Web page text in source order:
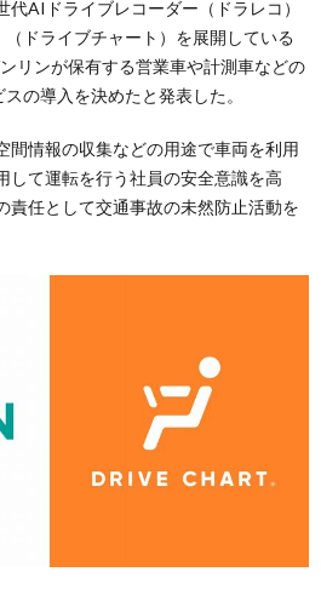
AIドライブレコーダー（ドラレコ）
ドライブチャート）を展開している
リンが保有する営業車や計測車などの
の導入を決めたと発表した。
間情報の収集などの用途で車両を利用
して運転を行う社員の安全意識を高
責任として交通事故の未然防止活動を